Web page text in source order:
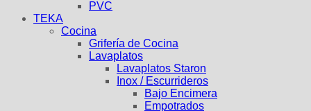
PVC
TEKA
Cocina
Grifería de Cocina
Lavaplatos
Lavaplatos Staron
Inox / Escurrideros
Bajo Encimera
Empotrados